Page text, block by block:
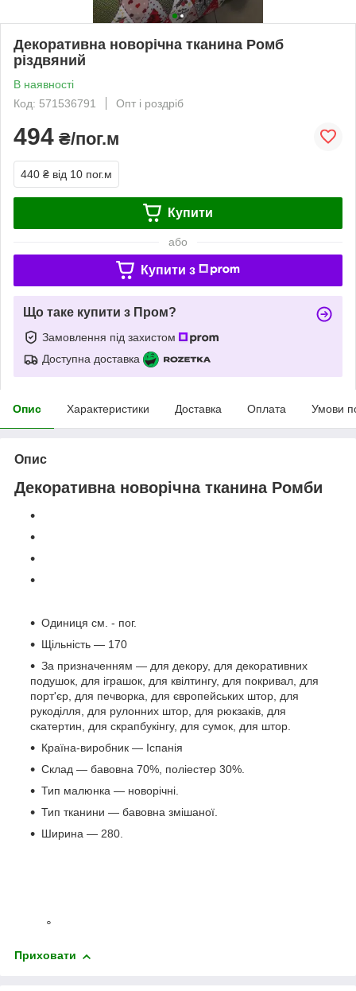
Декоративна новорічна тканина Ромб
різдвяний
В наявності
Код: 571536791
Опт і роздріб
494 ₴/пог.м
440 ₴ від 10 пог.м
Купити
або
Купити з
Що таке купити з Пром?
Замовлення під захистом
Доступна доставка
Опис Характеристики Доставка Оплата Умови
Опис
Декоративна новорічна тканина Ромби
Одиниця см. - пог.
Щільність — 170
За призначенням — для декору, для декоративних
подушок, для іграшок, для квілтингу, для покривал, для
порт'єр, для печворка, для європейських штор, для
рукоділля, для рулонних штор, для рюкзаків, для
скатертин, для скрапбукінгу, для сумок, для штор.
Країна-виробник — Іспанія
Склад — бавовна 70%, поліестер 30%.
Тип малюнка — новорічні.
Тип тканини — бавовна змішаної.
Ширина — 280.
Приховати